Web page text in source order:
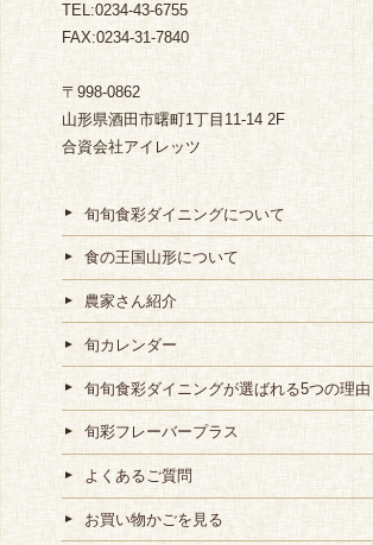
TEL:0234-43-6755
FAX:0234-31-7840
〒998-0862
山形県酒田市曙町1丁目11-14 2F
合資会社アイレッツ
旬旬食彩ダイニングについて
食の王国山形について
農家さん紹介
旬カレンダー
旬旬食彩ダイニングが選ばれる5つの理由
旬彩フレーバープラス
よくあるご質問
お買い物かごを見る